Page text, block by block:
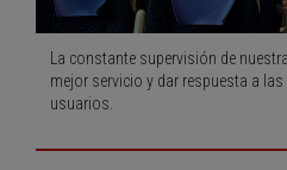
La constante supervisión de
mejor servicio y dar respuesta a
usuarios.